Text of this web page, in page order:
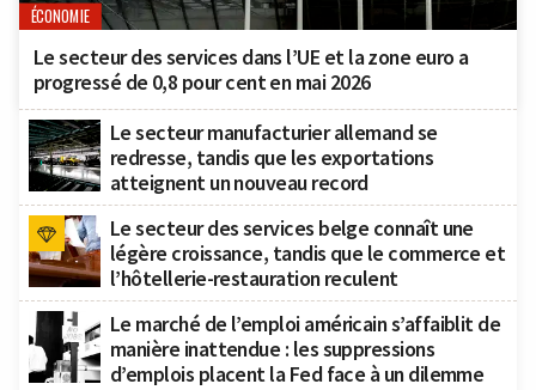
ÉCONOMIE
Le secteur des services dans l’UE et la zone euro a
progressé de 0,8 pour cent en mai 2026
Le secteur manufacturier allemand se
redresse, tandis que les exportations
atteignent un nouveau record
Le secteur des services belge connaît une
légère croissance, tandis que le commerce et
l’hôtellerie-restauration reculent
Le marché de l’emploi américain s’affaiblit de
manière inattendue : les suppressions
d’emplois placent la Fed face à un dilemme